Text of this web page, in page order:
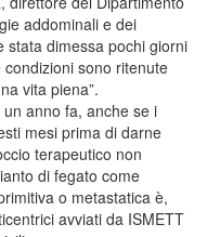
addominali e dei
stata dimessa pochi giorni
condizioni sono ritenute
vita piena”.
un anno fa, anche se i
mesi prima di darne
terapeutico non
di fegato come
o metastatica è,
avviati da ISMETT